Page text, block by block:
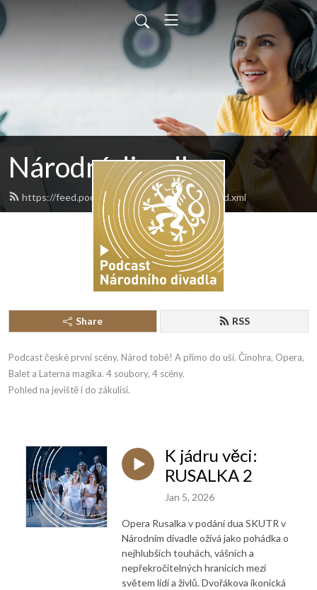
Národní divadlo
https://feed.podbean.com/narodnidivadlo/feed.xml
Share RSS
Podcast české první scény. Národ tobě! A přímo do uší. Činohra, Opera,
Balet a Laterna magika. 4 soubory, 4 scény.
Pohled na jeviště i do zákulisí.
K jádru věci:
RUSALKA 2
Jan 5, 2026
Opera Rusalka v podání dua SKUTR v
Národním divadle ožívá jako pohádka o
nejhlubších touhách, vášních a
nepřekročitelných hranicích mezi
světem lidí a živlů. Dvořákova ikonická